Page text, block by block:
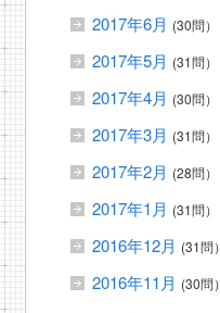
2017年6月 (30問）
2017年5月 (31問）
2017年4月 (30問）
2017年3月 (31問）
2017年2月 (28問）
2017年1月 (31問）
2016年12月 (31問）
2016年11月 (30問）